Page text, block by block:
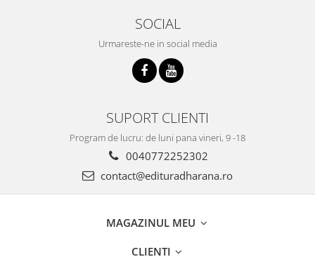
SOCIAL
Urmareste-ne in social media
SUPORT CLIENTI
Program de lucru: de luni pana vineri, 9 -18
0040772252302
contact@edituradharana.ro
MAGAZINUL MEU
CLIENTI